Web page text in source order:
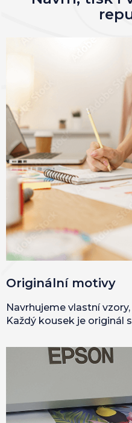
Originální motivy
Navrhujeme vlastní
Každý kousek je originál